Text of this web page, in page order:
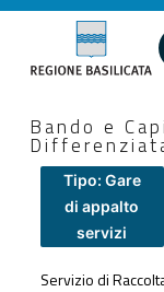
Bando e
Tipo: Gare
di appalto
servizi
Servizio di